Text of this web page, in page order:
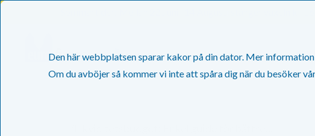
Den här webbplatsen sparar kakor på din dator. Mer
Om du avböjer så kommer vi inte att spåra dig när du besöker
046-31 20 20 Sälj